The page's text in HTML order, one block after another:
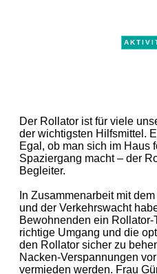
Der Rollator ist für viele
der wichtigsten Hilfsmittel.
Egal, ob man sich im Haus
Spaziergang macht – der
Begleiter.
In Zusammenarbeit mit
und der Verkehrswacht
Bewohnenden ein
richtige Umgang und die
den Rollator sicher zu
Nacken-Verspannungen
vermieden werden. Frau